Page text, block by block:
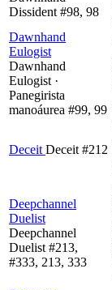
Dissident #98, 98
Dawnhand
Eulogist
Dawnhand
Eulogist ·
Panegirista
manoáurea #99, 99
Deceit Deceit #212
Deepchannel
Duelist
Deepchannel
Duelist #213,
#333, 213, 333